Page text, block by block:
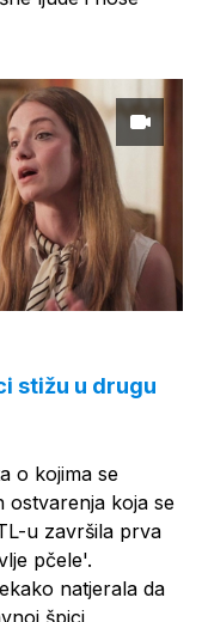
stižu u drugu
o kojima se
ostvarenja koja se
u završila prva
pčele'.
natjerala da
špici